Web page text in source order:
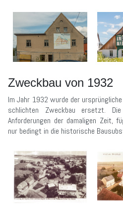
Zweckbau von 1932
Im Jahr 1932 wurde der
schlichten Zweckbau ersetzt.
Anforderungen der damaligen Zeit,
nur bedingt in die historische